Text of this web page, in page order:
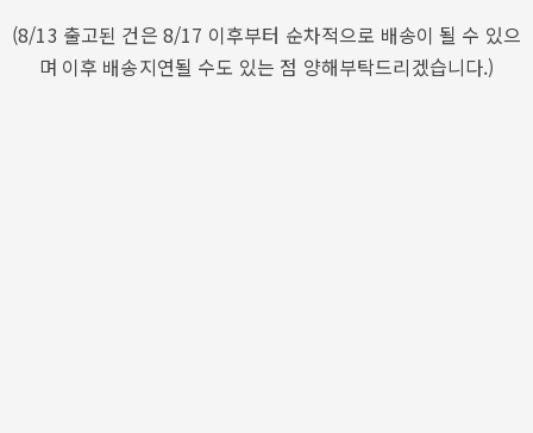
(8/13 출고된 건은 8/17 이후부터 순차적으로 배송이 될 수 있으
며 이후 배송지연될 수도 있는 점 양해부탁드리겠습니다.)